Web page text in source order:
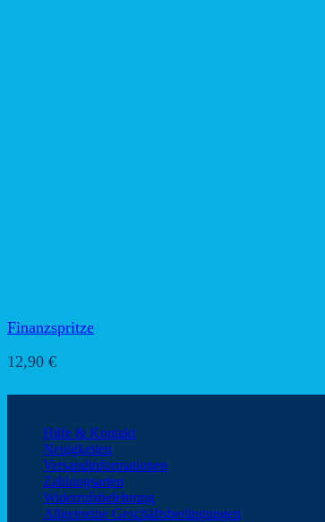
Finanzspritze
12,90 €
Hilfe & Kontakt
Neuigkeiten
Versandinformationen
Zahlungsarten
Widerrufsbelehrung
Allgemeine Geschäftsbedingungen